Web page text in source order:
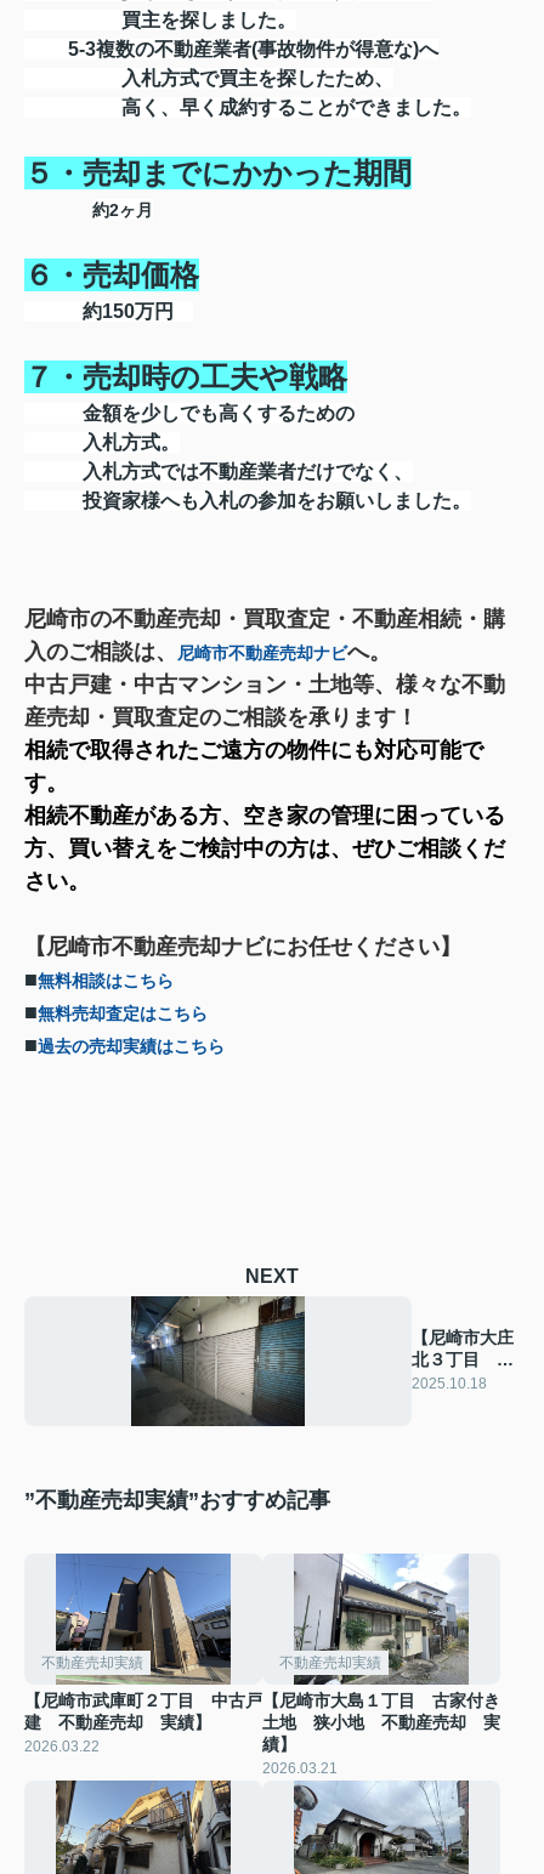
買主を探しました。
5-3複数の不動産業者(事故物件が得意な)へ
入札方式で買主を探したため、
高く、早く成約することができました。
５・売却までにかかった期間
約2ヶ月
６・売却価格
約150万円
７・売却時の工夫や戦略
金額を少しでも高くするための
入札方式。
入札方式では不動産業者だけでなく、
投資家様へも入札の参加をお願いしました。
尼崎市の不動産売却・買取査定・不動産相続・購
入のご相談は、
尼崎市不動産売却ナビへ。
中古戸建・中古マンション・土地等、様々な不動
産売却・買取査定のご相談を承ります！
相続で取得されたご遠方の物件にも対応可能で
す。
相続不動産がある方、空き家の管理に困っている
方、買い替えをご検討中の方は、ぜひご相談くだ
さい。
【尼崎市不動産売却ナビにお任せください】
■無料相談はこちら
■無料売却査定はこちら
■過去の売却実績はこちら
NEXT
【尼崎市大庄
北３丁目 不
動産売却 実
2025.10.18
”不動産売却実績”おすすめ記事
不動産売却実績
【尼崎市武庫町２丁目 中古戸
建 不動産売却 実績】
2026.03.22
不動産売却実績
【尼崎市大島１丁目 古家付き
土地 狭小地 不動産売却 実
績】
2026.03.21